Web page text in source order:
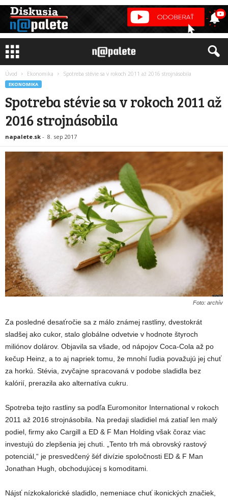
Úvod Ekonomika Spotreba stévie sa v rokoch 2011 až 2016 strojnásobila
EKONOMIKA
Spotreba stévie sa v rokoch 2011 až
2016 strojnásobila
napalete.sk - 8. sep 2017
Foto: archív
Za posledné desaťročie sa z málo známej rastliny, dvestokrát
sladšej ako cukor, stalo globálne odvetvie v hodnote štyroch
miliónov dolárov. Objavila sa všade, od nápojov Coca-Cola až po
kečup Heinz, a to aj napriek tomu, že mnohí ľudia považujú jej chuť
za horkú. Stévia, zvyčajne spracovaná v podobe sladidla bez
kalórií, prerazila ako alternatíva cukru.
Spotreba tejto rastliny sa podľa Euromonitor International v rokoch
2011 až 2016 strojnásobila. Na predaji sladidiel má zatiaľ len malý
podiel, firmy ako Cargill a ED & F Man Holding však čoraz viac
investujú do zlepšenia jej chuti. „Tento trh má obrovský rastový
potenciál,“ je presvedčený šéf divízie spoločnosti ED & F Man
Jonathan Hugh, obchodujúcej s komoditami.
Nájsť nízkokalorické sladidlo, nemeniace chuť ikonických značiek,